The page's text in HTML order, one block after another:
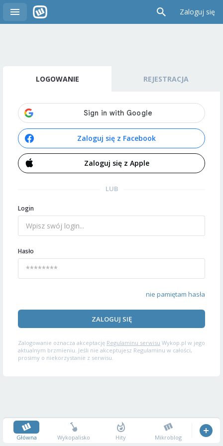
Zaloguj się
LOGOWANIE REJESTRACJA
Zaloguj się z Facebook
Zaloguj się z Apple
LUB
Login
Hasło
nie pamiętam hasła
ZALOGUJ SIĘ
Zalogowanie oznacza akceptację Regulaminu serwisu Wykop.pl w jego
aktualnym brzmieniu. Jeśli nie akceptujesz Regulaminu w całości,
prosimy o niekorzystanie z serwisu.
Główna Wykopalisko Hity Mikroblog